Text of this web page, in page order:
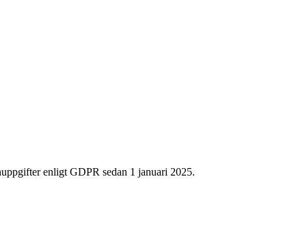
enligt GDPR sedan 1 januari 2025.